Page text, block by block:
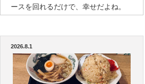
ースを回れるだけで、幸せだよね。
2026.8.1